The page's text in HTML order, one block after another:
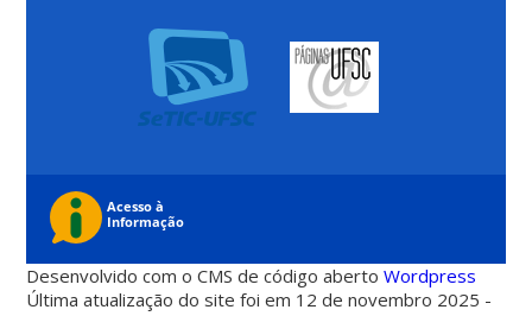
Desenvolvido com o CMS de código abertoWordpress
Última atualização do site foi em 12 de novembro 2025 -